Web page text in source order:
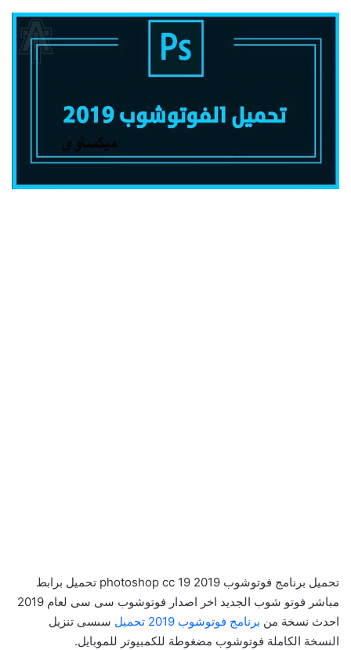
تحميل برنامج فوتوشوب 2019 photoshop cc 19 تحميل برابط
مباشر فوتو شوب الجديد اخر اصدار فوتوشوب سى سى لعام 2019
احدث نسخة من برنامج فوتوشوب 2019 تحميل
سىسى تنزيل
النسخة الكاملة فوتوشوب مضغوطة للكمبيوتر للموبايل.